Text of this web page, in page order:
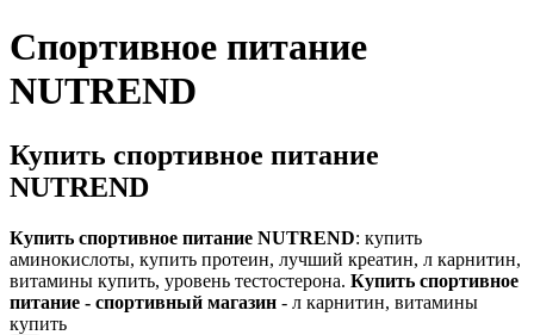
Спортивное питание
NUTREND
Купить спортивное питание
NUTREND
Купить спортивное питание NUTREND: купить
аминокислоты, купить протеин, лучший креатин, л карнитин,
витамины купить, уровень тестостерона. Купить спортивное
питание - спортивный магазин - л карнитин, витамины
купить